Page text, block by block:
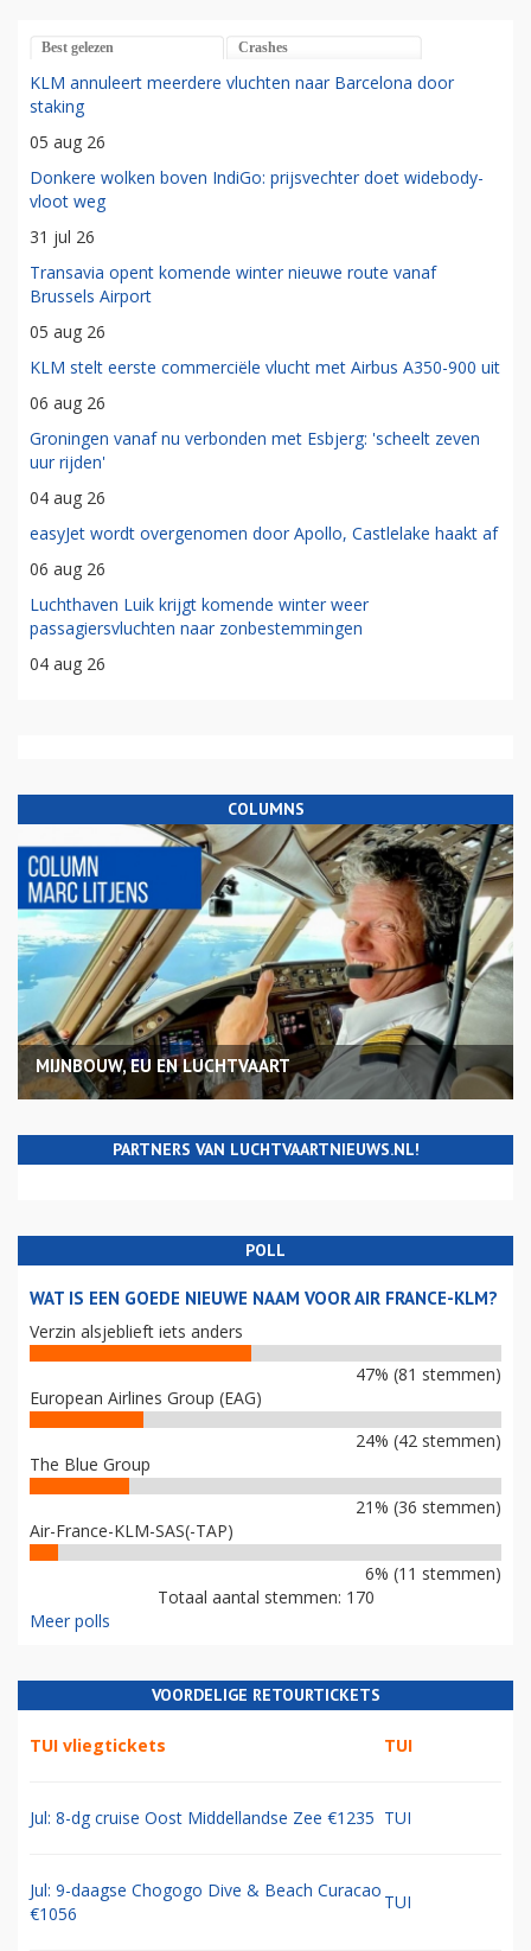
Best gelezen Crashes
KLM annuleert meerdere vluchten naar Barcelona door
staking
05 aug 26
Donkere wolken boven IndiGo: prijsvechter doet widebody-
vloot weg
31 jul 26
Transavia opent komende winter nieuwe route vanaf
Brussels Airport
05 aug 26
KLM stelt eerste commerciële vlucht met Airbus A350-900 uit
06 aug 26
Groningen vanaf nu verbonden met Esbjerg: 'scheelt zeven
uur rijden'
04 aug 26
easyJet wordt overgenomen door Apollo, Castlelake haakt af
06 aug 26
Luchthaven Luik krijgt komende winter weer
passagiersvluchten naar zonbestemmingen
04 aug 26
COLUMNS
MIJNBOUW, EU EN LUCHTVAART
PARTNERS VAN LUCHTVAARTNIEUWS.NL!
POLL
WAT IS EEN GOEDE NIEUWE NAAM VOOR AIR FRANCE-KLM?
Verzin alsjeblieft iets anders
47% (81 stemmen)
European Airlines Group (EAG)
24% (42 stemmen)
The Blue Group
21% (36 stemmen)
Air-France-KLM-SAS(-TAP)
6% (11 stemmen)
Totaal aantal stemmen: 170
Meer polls
VOORDELIGE RETOURTICKETS
TUI vliegtickets TUI
Jul: 8-dg cruise Oost Middellandse Zee €1235 TUI
Jul: 9-daagse Chogogo Dive & Beach Curacao
€1056
TUI